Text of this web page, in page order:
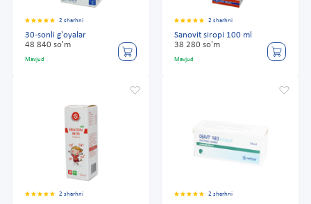
2 sharhni
30-sonli g'oyalar
48 840 so'm
Mavjud
2 sharhni
Sanovit siropi 100 ml
38 280 so'm
Mavjud
2 sharhni 2 sharhni